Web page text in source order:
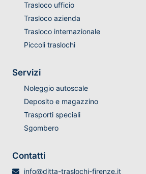
Trasloco ufficio
Trasloco azienda
Trasloco internazionale
Piccoli traslochi
Servizi
Noleggio autoscale
Deposito e magazzino
Trasporti speciali
Sgombero
Contatti
info@ditta-traslochi-firenze.it